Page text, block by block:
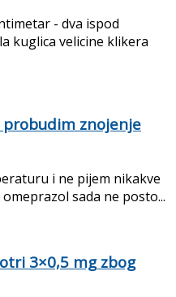
- dva ispod
kuglica velicine klikera
probudim znojenje
i ne pijem nikakve
sada ne posto...
3×0,5 mg zbog